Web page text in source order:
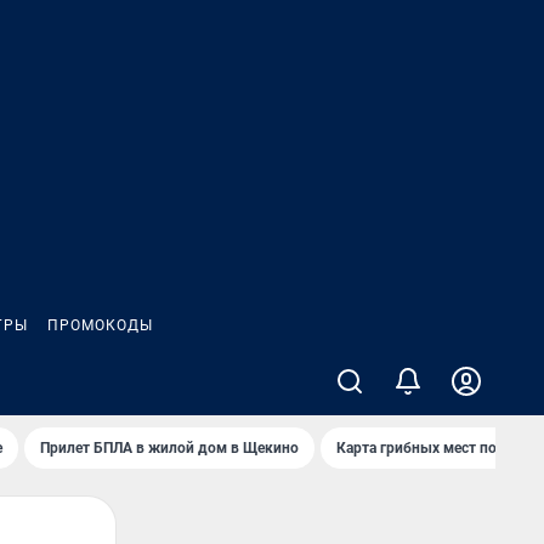
ПРОМОКОДЫ
Прилет БПЛА в жилой дом в Щекино Карта грибных мест под